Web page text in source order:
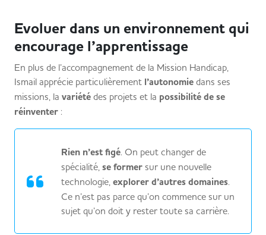
Evoluer dans un environnement qui
encourage l’apprentissage
En plus de l’accompagnement de la Mission Handicap,
Ismail apprécie particulièrement l’autonomie dans ses
missions, la variété des projets et la possibilité de se
réinventer :
Rien n’est figé. On peut changer de
spécialité, se former sur une nouvelle
technologie, explorer d’autres domaines.
Ce n’est pas parce qu’on commence sur un
sujet qu’on doit y rester toute sa carrière.